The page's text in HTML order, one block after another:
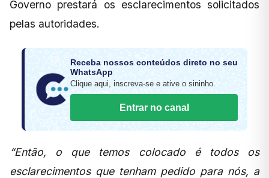
Governo prestará os esclarecimentos solicitados
pelas autoridades.
Receba nossos conteúdos direto no seu
WhatsApp
Clique aqui, inscreva-se e ative o sininho.
Entrar no canal
“Então, o que temos colocado é todos os
esclarecimentos que tenham pedido para nós, a